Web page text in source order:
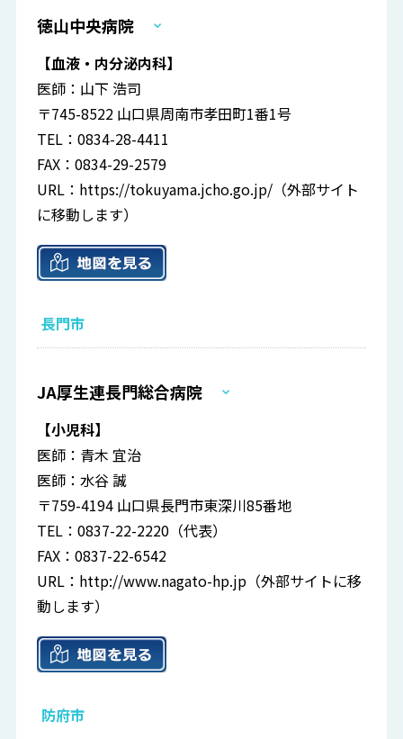
徳山中央病院
【血液・内分泌内科】
医師：山下 浩司
〒745-8522 山口県周南市孝田町1番1号
TEL：0834-28-4411
FAX：0834-29-2579
URL： https://tokuyama.jcho.go.jp/ （外部サイト
に移動します）
長門市
JA厚生連長門総合病院
【小児科】
医師：青木 宜治
医師：水谷 誠
〒759-4194 山口県長門市東深川85番地
TEL：0837-22-2220（代表）
FAX：0837-22-6542
URL： http://www.nagato-hp.jp （外部サイトに移
動します）
防府市